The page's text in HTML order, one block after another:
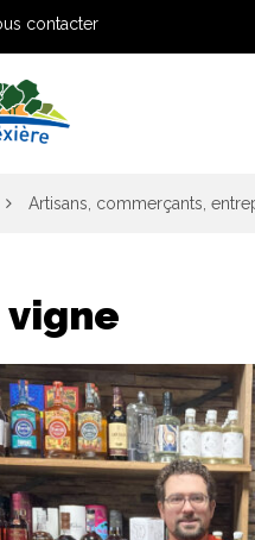
contacter
Artisans, commerçants,